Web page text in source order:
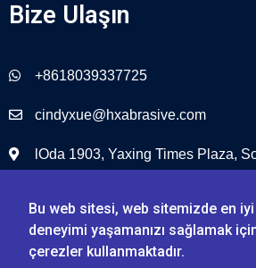
Bu web sitesi, web sitemizde en iyi
deneyimi yaşamanızı sağlamak
çerezler kullanmaktadır.
Bize Ulaşın
+8618039337725
cindyxue@hxabrasive.com
lOda 1903, Yaxing Times Plaza,